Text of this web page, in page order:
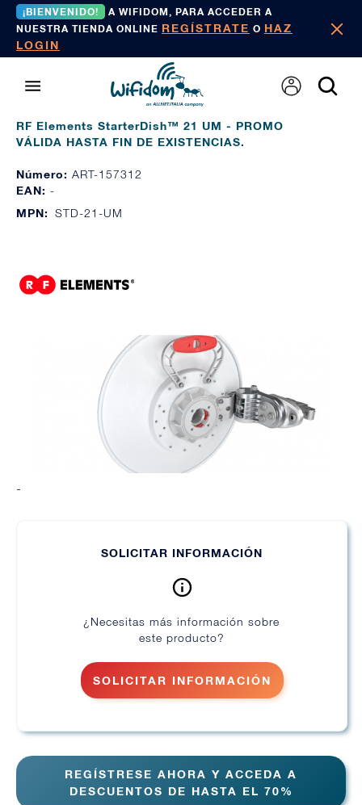
¡BIENVENIDO!
A WIFIDOM, PARA ACCEDER A
NUESTRA TIENDA ONLINE REGÍSTRATE O HAZ
LOGIN
RF Elements StarterDish™ 21 UM - PROMO
VÁLIDA HASTA FIN DE EXISTENCIAS.
Número: ART-157312
EAN: -
MPN: STD-21-UM
-
SOLICITAR INFORMACIÓN
¿Necesitas más información sobre
este producto?
SOLICITAR INFORMACIÓN
REGÍSTRESE AHORA Y ACCEDA A
DESCUENTOS DE HASTA EL 70%